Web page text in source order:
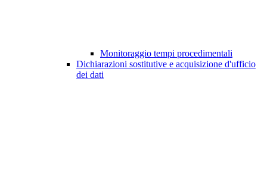
Monitoraggio tempi procedimentali
Dichiarazioni sostitutive e acquisizione d'ufficio
dei dati